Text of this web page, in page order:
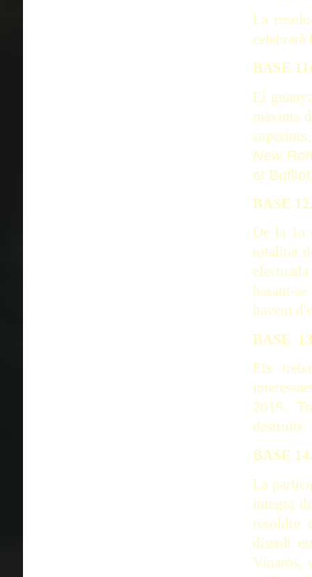
La
BASE
El
màxima
New
el
BASE
De la 1a
totalitat
basant-
havent
BASE
Els
2019.
destruïts
BASE
La
integra
resoldre
dissolt
Vinaròs,